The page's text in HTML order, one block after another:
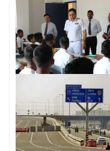
a
v
i
a
t